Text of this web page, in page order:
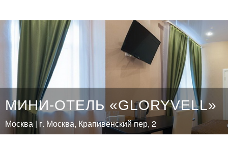
МИНИ-ОТЕЛЬ «GLORYVELL»
Москва | г. Москва, Крапивенский пер, 2